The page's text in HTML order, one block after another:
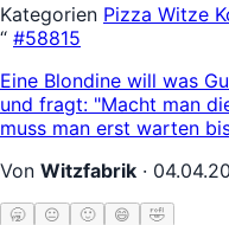
Kategorien Pizza Witze
“ #58815
Eine Blondine will was
und fragt: "Macht man
muss man erst warten
Von Witzfabrik ·
🥱 😐 🙂 😄 🤣